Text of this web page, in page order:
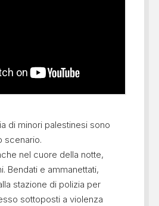
di minori palestinesi sono
scenario.
nel cuore della notte,
Bendati e ammanettati,
stazione di polizia per
sottoposti a violenza